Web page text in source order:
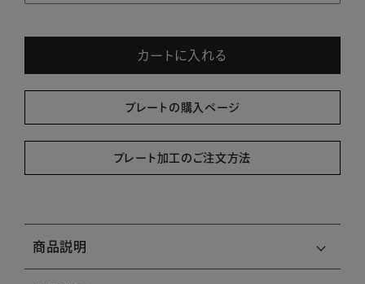
カートに入れる
プレートの購入ページ
プレート加工のご注文方法
商品説明